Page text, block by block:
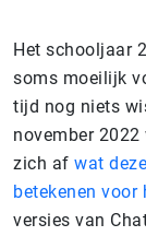
Het schooljaar
soms moeilijk
tijd nog niets
november 2022
zich af wat
betekenen voor
versies van